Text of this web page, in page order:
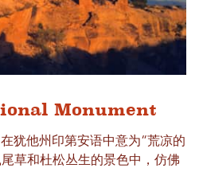
Monument
犹他州印第安语中意为“荒凉的
草和杜松丛生的景色中，仿佛